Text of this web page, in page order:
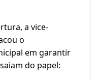
a vice-
o
em garantir
do papel: